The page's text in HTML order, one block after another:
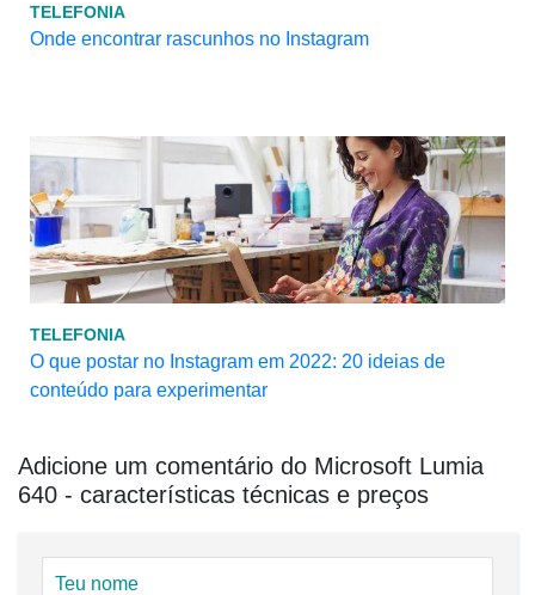
TELEFONIA
Onde encontrar rascunhos no Instagram
TELEFONIA
O que postar no Instagram em 2022: 20 ideias de
conteúdo para experimentar
Adicione um comentário do Microsoft Lumia
640 - características técnicas e preços